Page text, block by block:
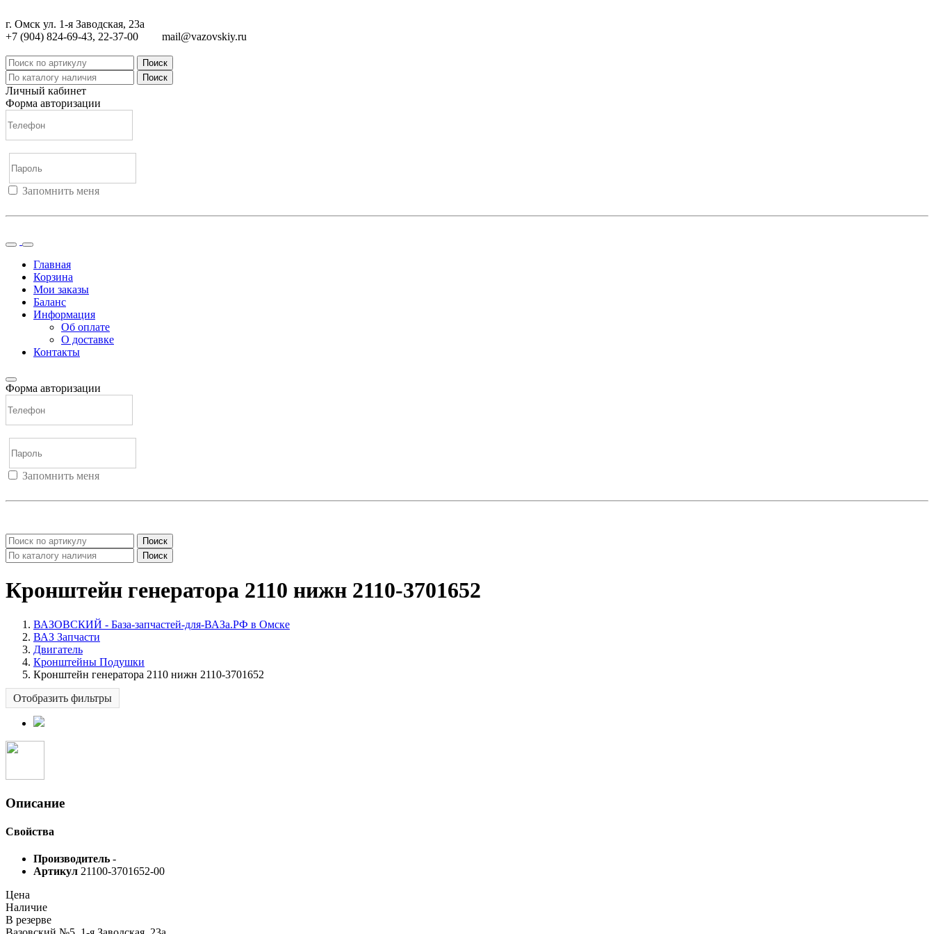
г. Омск ул. 1-я Заводская, 23а
+7 (904) 824-69-43, 22-37-00
mail@vazovskiy.ru
Поиск
Поиск
Личный кабинет
Форма авторизации
Запомнить меня
Главная
Корзина
Мои заказы
Баланс
Информация
Об оплате
О доставке
Контакты
Форма авторизации
Запомнить меня
Поиск
Поиск
Кронштейн генератора 2110 нижн 2110-3701652
ВАЗОВСКИЙ - База-запчастей-для-ВАЗа.РФ в Омске
ВАЗ Запчасти
Двигатель
Кронштейны Подушки
Кронштейн генератора 2110 нижн 2110-3701652
Отобразить фильтры
Описание
Свойства
Производитель -
Артикул 21100-3701652-00
Цена
Наличие
В резерве
Вазовский №5, 1-я Заводская, 23а